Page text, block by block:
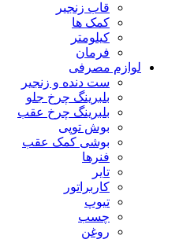
قاب زنجیر
کمک ها
کیلومتر
فرمان
لوازم مصرفی
ست دنده و زنجیر
بلبرینگ چرخ جلو
بلبرینگ چرخ عقب
بوش توپی
بوشی کمک عقب
فنرها
تایر
کاربراتور
تیوپ
چسب
روغن